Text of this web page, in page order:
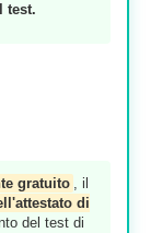
test.
gratuito , il
di
del test di